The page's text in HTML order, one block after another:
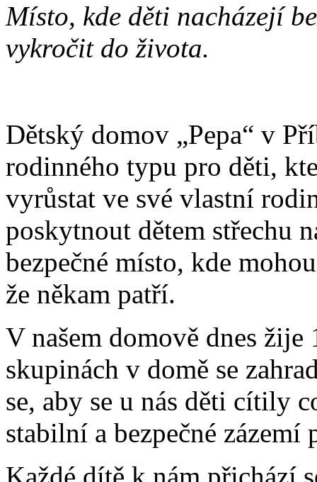
Místo, kde děti nacházejí
vykročit do života.
Dětský domov „Pepa“ v
rodinného typu pro děti,
vyrůstat ve své vlastní
poskytnout dětem střechu
bezpečné místo, kde
že někam patří.
V našem domově dnes
skupinách v domě se
se, aby se u nás děti cítily
stabilní a bezpečné